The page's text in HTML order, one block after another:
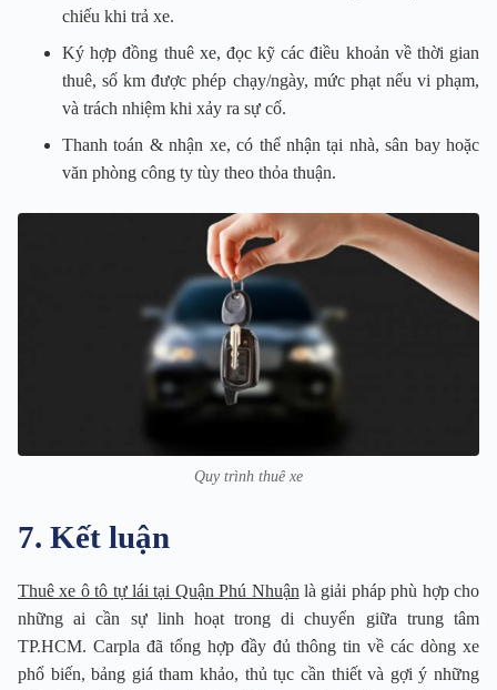
chiếu khi trả xe.
Ký hợp đồng thuê xe, đọc kỹ các điều khoản về thời gian
thuê, số km được phép chạy/ngày, mức phạt nếu vi phạm,
và trách nhiệm khi xảy ra sự cố.
Thanh toán & nhận xe, có thể nhận tại nhà, sân bay hoặc
văn phòng công ty tùy theo thỏa thuận.
Quy trình thuê xe
7. Kết luận
Thuê xe ô tô tự lái tại Quận Phú Nhuận là giải pháp phù hợp cho
những ai cần sự linh hoạt trong di chuyển giữa trung tâm
TP.HCM. Carpla đã tổng hợp đầy đủ thông tin về các dòng xe
phổ biến, bảng giá tham khảo, thủ tục cần thiết và gợi ý những